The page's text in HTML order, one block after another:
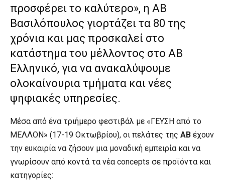
προσφέρει το καλύτερο», η ΑΒ
Βασιλόπουλος γιορτάζει τα 80 της
χρόνια και μας προσκαλεί στο
κατάστημα του μέλλοντος στο ΑΒ
Ελληνικό, για να ανακαλύψουμε
ολοκαίνουρια τμήματα και νέες
ψηφιακές υπηρεσίες.
Μέσα από ένα τριήμερο φεστιβάλ με «ΓΕΥΣΗ από το
ΜΕΛΛΟΝ» (17-19 Οκτωβρίου), οι πελάτες της ΑΒ έχουν
την ευκαιρία να ζήσουν μια μοναδική εμπειρία και να
γνωρίσουν από κοντά τα νέα concepts σε προϊόντα και
κατηγορίες: